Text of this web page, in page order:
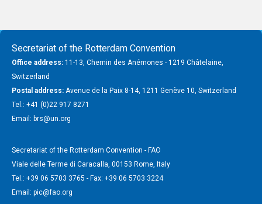
Secretariat of the Rotterdam Convention
Office address: 11-13, Chemin des Anémones - 1219 Châtelaine,
Switzerland
Postal address: Avenue de la Paix 8-14, 1211 Genève 10, Switzerland
Tel.: +41 (0)22 917 8271
Email: brs@un.org
Secretariat of the Rotterdam Convention - FAO
Viale delle Terme di Caracalla, 00153 Rome, Italy
Tel.: +39 06 5703 3765 - Fax: +39 06 5703 3224
Email: pic@fao.org